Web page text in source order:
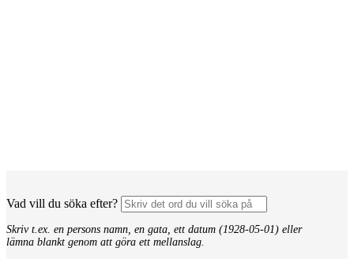
Vad vill du söka efter?
Skriv t.ex. en persons namn, en gata, ett datum (1928-05-01) eller
lämna blankt genom att göra ett mellanslag.